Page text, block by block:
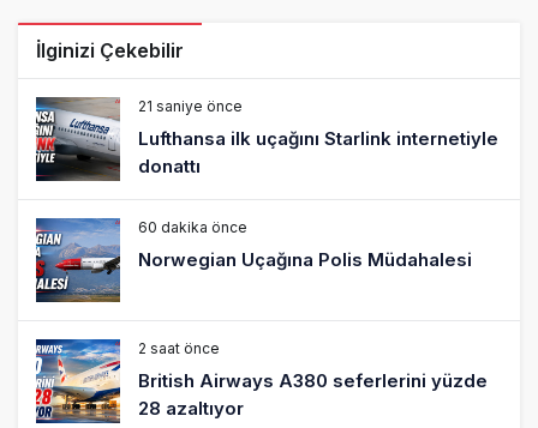
İlginizi Çekebilir
21 saniye önce
Lufthansa ilk uçağını Starlink internetiyle
donattı
60 dakika önce
Norwegian Uçağına Polis Müdahalesi
2 saat önce
British Airways A380 seferlerini yüzde
28 azaltıyor